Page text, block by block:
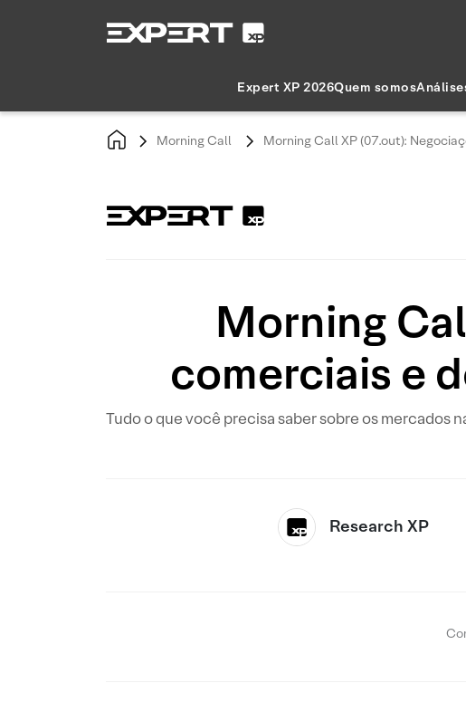
Expert XP 2026Quem somos
Morning Call Morning Call XP (07.out):
Morning
comerciais e
Tudo o que você precisa saber sobre os
Research XP